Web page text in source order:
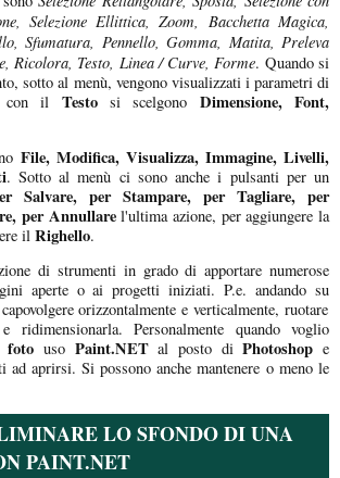
Selezione Ellittica, Zoom, Bacchetta Magica,
Sfumatura, Pennello, Gomma, Matita, Preleva
Ricolora, Testo, Linea / Curve, Forme. Quando si
sotto al menù, vengono visualizzati i parametri di
con il Testosi scelgono Dimensione, Font,
File, Modifica, Visualizza, Immagine, Livelli,
. Sotto al menù ci sono anche i pulsanti per un
Salvare, per Stampare, per Tagliare, per
per Annullarel'ultima azione, per aggiungere la
il Righello.
di strumenti in grado di apportare numerose
aperte o ai progetti iniziati. P.e. andando su
orizzontalmente e verticalmente, ruotare
e ridimensionarla. Personalmente quando voglio
foto uso Paint.NETal posto diPhotoshop e
aprirsi. Si possono anche mantenere o meno le
LO SFONDO DI UNA
PAINT.NET